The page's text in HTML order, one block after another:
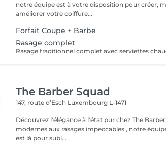
notre équipe est à votre disposition pour créer,
améliorer votre coiffure...
Forfait Coupe + Barbe
Rasage complet
Rasage traditionnel complet avec serviettes
The Barber Squad
147, route d’Esch Luxembourg L-1471
Découvrez l'élégance à l'état pur chez The
modernes aux rasages impeccables , notre
est là pour subl...